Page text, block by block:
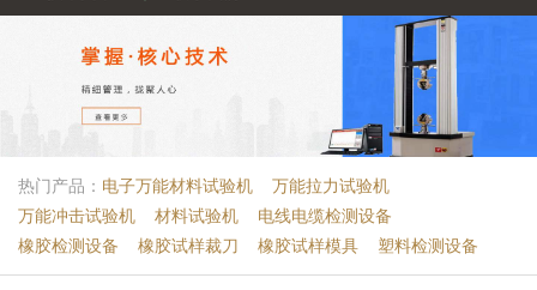
热门产品： 电子万能材料试验机
万能拉力试验机
万能冲击试验机
材料试验机
电线电缆检测设备
橡胶检测设备
橡胶试样裁刀 橡胶试样模具 塑料检测设备